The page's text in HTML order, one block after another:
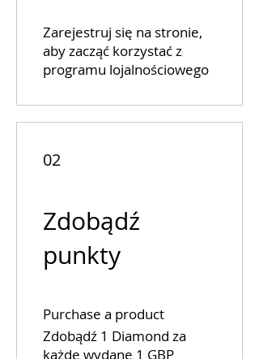
Zarejestruj się na stronie,
aby zacząć korzystać z
programu lojalnościowego
02
Zdobądź
punkty
Purchase a product
Zdobądź 1 Diamond za
każde wydane 1 GBP